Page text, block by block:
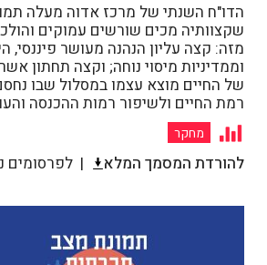
הדו"ח השנתי של מרכז אדוה מעלה
שקצוותיה מכים שורשים עמוקים
מזה: קצה עליון הנהנה מעושר פיננסי,
וממדיניות מיסוי נוחה; וקצה תחתון
של החיים מוצא עצמו במסלול שבו
רמת החיים ולשיפור רמות ההכנסה
מחקר
להורדת המסמך המלא לפרסומים